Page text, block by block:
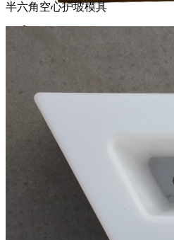
电力电缆沟槽盖板
半六角空心护坡模具